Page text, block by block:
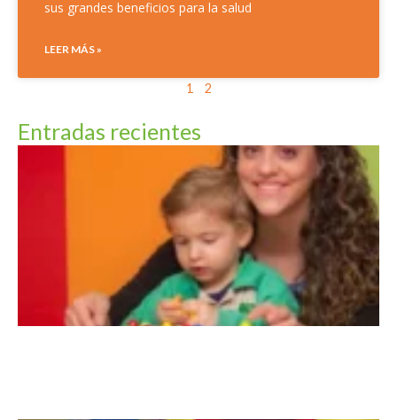
sus grandes beneficios para la salud
LEER MÁS »
1 2
Entradas recientes